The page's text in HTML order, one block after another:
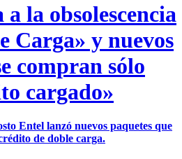
la obsolescencia
Carga» y nuevos
compran sólo
cargado»
Entel lanzó nuevos paquetes que
de doble carga.